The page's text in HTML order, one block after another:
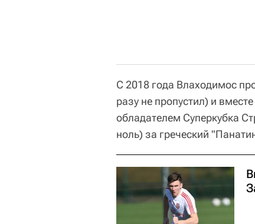
С 2018 года Влаходимос
разу не пропустил) и
обладателем Суперкубка
ноль) за греческий